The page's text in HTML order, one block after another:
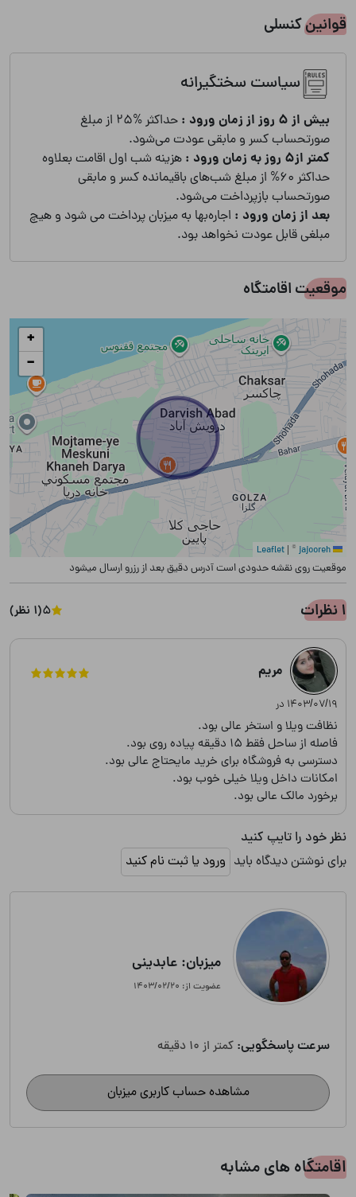
آب
گاز
قوانین کنسلی
سیاست سختگیرانه
بیش از 5 روز از زمان ورود :
حداکثر %25 از مبلغ
صورتحساب کسر و مابقی عودت می‌شود.
کمتر از5 روز به زمان ورود :
هزینه شب اول اقامت بعلاوه
حداکثر 60% از مبلغ شب‌های باقیمانده کسر و مابقی
صورتحساب بازپرداخت می‌شود.
بعد از زمان ورود : اجاره‌بها به میزبان پرداخت می شود و هیچ
مبلغی قابل عودت نخواهد بود.
موقعیت اقامتگاه
+
−
| © jajooreh
موقعیت روی نقشه حدودی است آدرس دقیق بعد از رزرو ارسال میشود
1 نظرات 5(1 نظر)
مریم
۱۴۰۳/۰۷/۱۹ در
نظافت ویلا و استخر عالی بود.
فاصله از ساحل فقط 15 دقیقه پیاده روی بود.
دسترسی به فروشگاه برای خرید مایحتاج عالی بود.
امکانات داخل ویلا خیلی خوب بود.
برخورد مالک عالی بود.
نظر خود را تایپ کنید
برای نوشتن دیدگاه باید ورود یا ثبت نام کنید
میزبان: عابدینی
عضویت از: ۱۴۰۳/۰۲/۲۰
سرعت پاسخگویی: کمتر از 10 دقیقه
مشاهده حساب کاربری میزبان
اقامتگاه های مشابه